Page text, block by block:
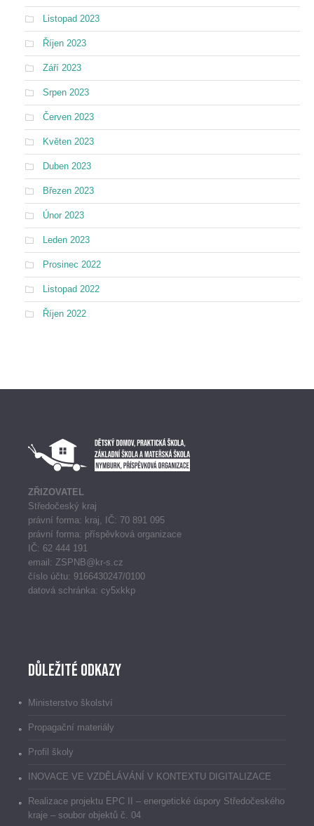
Listopad 2023
Říjen 2023
Září 2023
Srpen 2023
Červen 2023
Květen 2023
Duben 2023
Březen 2023
Únor 2023
Leden 2023
Prosinec 2022
Listopad 2022
Říjen 2022
ZŘIZOVATEL
Středočeský kraj
právní forma: kraj, IČ: 70 891 095
právní forma: příspěvková organizace
IČ: 62 444 191
email: ZSPNB@kr-s.cz
číslo účtu: 9166430247/0100
datová schránka: cy5xkkp
Důležité odkazy
Ministerstvo školství
Propagační materiály
Profil školy
INOVACE VE VZDĚLÁVÁNÍ V KONTEXTU DIGITALIZACE
Realizace projektu EPC II – energetické úspory Středočeského
kraje – soubor objektů č. 04